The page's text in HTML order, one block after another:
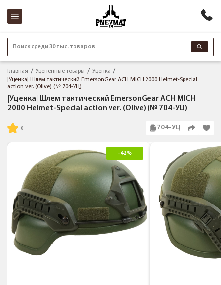
Поиск среди 30 тыс. товаров
Главная Уцененные товары
Уценка
|Уценка| Шлем тактический EmersonGear ACH MICH 2000 Helmet-Special
action ver. (Olive) (№ 704-УЦ)
|Уценка| Шлем тактический EmersonGear ACH MICH
2000 Helmet-Special action ver. (Olive) (№ 704-УЦ)
704-УЦ
-42%